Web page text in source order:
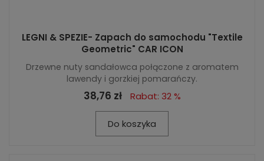
LEGNI & SPEZIE- Zapach do samochodu "Textile
Geometric" CAR ICON
Drzewne nuty sandałowca połączone z aromatem
lawendy i gorzkiej pomarańczy.
38,76 zł Rabat: 32 %
Do koszyka